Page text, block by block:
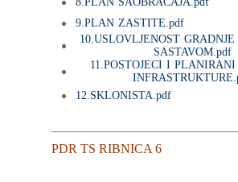
9.PLAN ZASTITE.pdf
10.USLOVLJENOST
SASTAVOM.pdf
11.POSTOJECI I
12.SKLONISTA.pdf
PDR TS RIBNICA 6